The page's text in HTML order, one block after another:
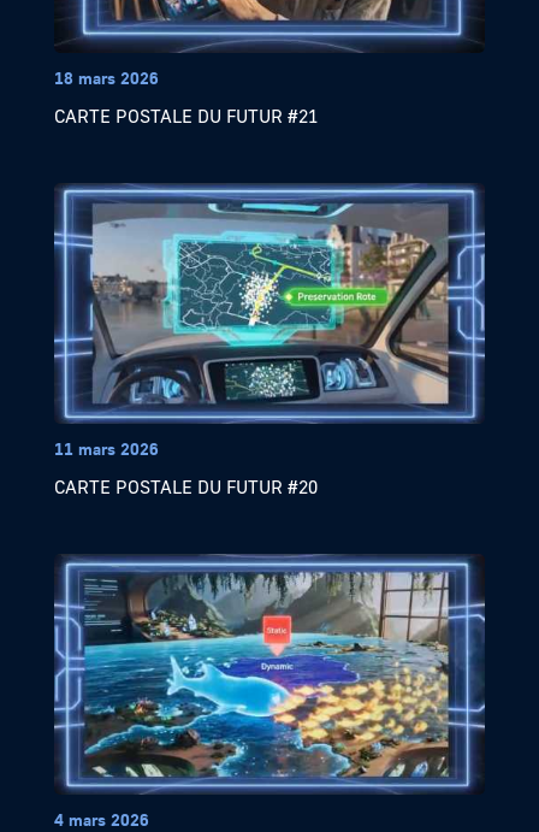
18 mars 2026
CARTE POSTALE DU FUTUR #21
11 mars 2026
CARTE POSTALE DU FUTUR #20
4 mars 2026